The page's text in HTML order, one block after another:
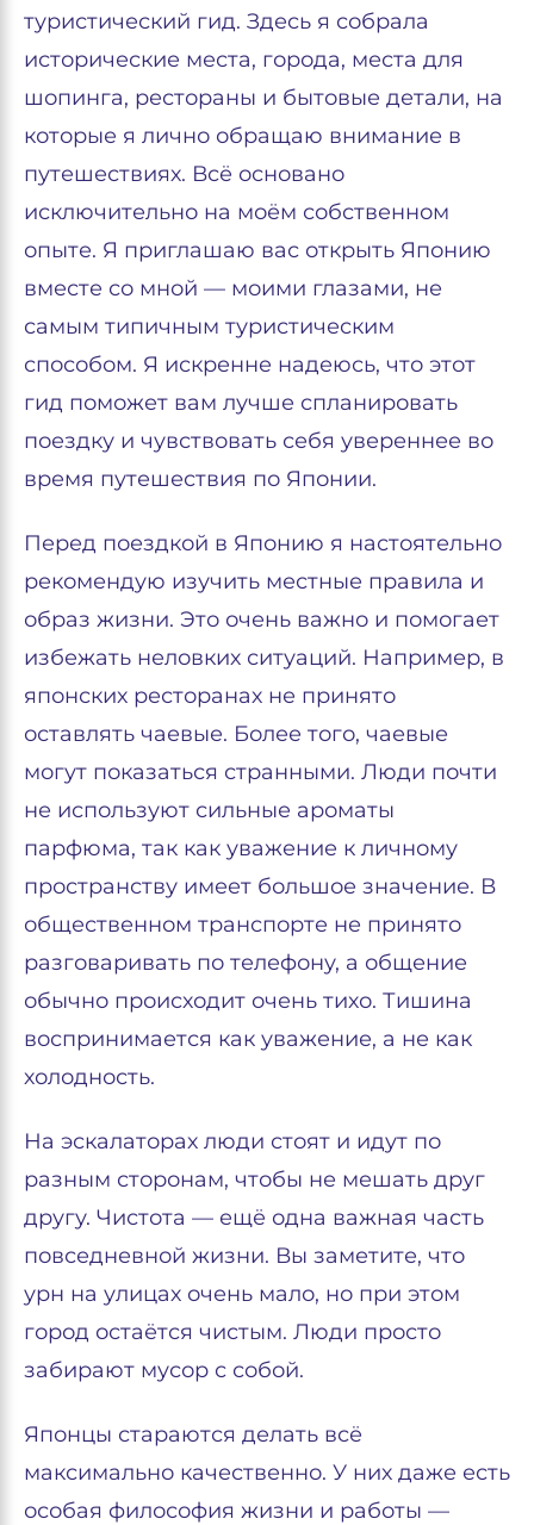
туристический гид. Здесь я собрала
исторические места, города, места для
шопинга, рестораны и бытовые детали, на
которые я лично обращаю внимание в
путешествиях. Всё основано
исключительно на моём собственном
опыте. Я приглашаю вас открыть Японию
вместе со мной — моими глазами, не
самым типичным туристическим
способом. Я искренне надеюсь, что этот
гид поможет вам лучше спланировать
поездку и чувствовать себя увереннее во
время путешествия по Японии.
Перед поездкой в Японию я настоятельно
рекомендую изучить местные правила и
образ жизни. Это очень важно и помогает
избежать неловких ситуаций. Например, в
японских ресторанах не принято
оставлять чаевые. Более того, чаевые
могут показаться странными. Люди почти
не используют сильные ароматы
парфюма, так как уважение к личному
пространству имеет большое значение. В
общественном транспорте не принято
разговаривать по телефону, а общение
обычно происходит очень тихо. Тишина
воспринимается как уважение, а не как
холодность.
На эскалаторах люди стоят и идут по
разным сторонам, чтобы не мешать друг
другу. Чистота — ещё одна важная часть
повседневной жизни. Вы заметите, что
урн на улицах очень мало, но при этом
город остаётся чистым. Люди просто
забирают мусор с собой.
Японцы стараются делать всё
максимально качественно. У них даже есть
особая философия жизни и работы —